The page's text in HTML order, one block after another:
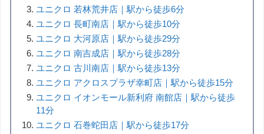
ユニクロ 若林荒井店｜駅から徒歩6分
ユニクロ 長町南店｜駅から徒歩10分
ユニクロ 大河原店｜駅から徒歩29分
ユニクロ 南吉成店｜駅から徒歩28分
ユニクロ 古川南店｜駅から徒歩13分
ユニクロ アクロスプラザ幸町店｜駅から徒歩15分
ユニクロ イオンモール新利府 南館店｜駅から徒歩
11分
ユニクロ 石巻蛇田店｜駅から徒歩17分